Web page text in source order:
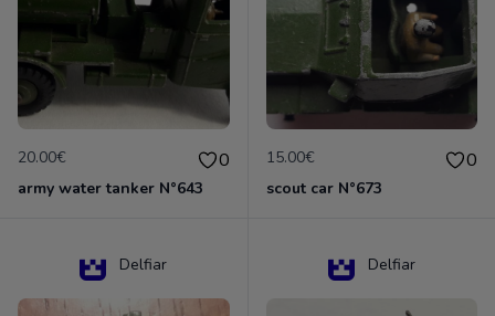
20.00€ 0
army water tanker N°643
15.00€ 0
scout car N°673
Delfiar Delfiar